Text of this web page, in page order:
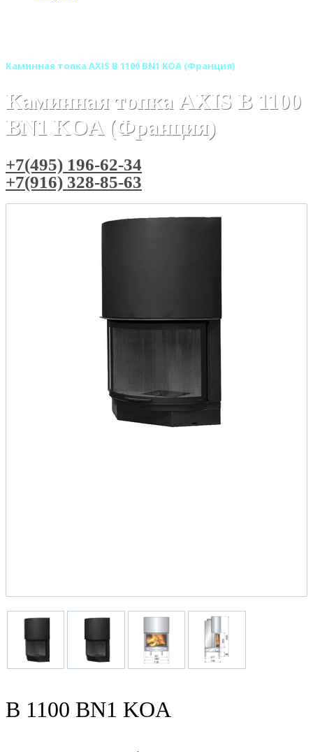
Каминная топка AXIS B 1100 BN1 KOA (Франция)
Каминная топка AXIS B 1100
BN1 KOA (Франция)
+7(495) 196-62-34
+7(916) 328-85-63
B 1100 BN1 KOA